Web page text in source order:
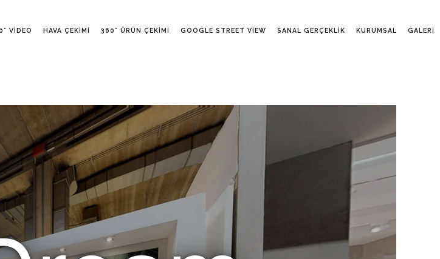
VIDEO HAVA ÇEKIMI 360° ÜRÜN ÇEKIMI GOOGLE STREET VIEW SANAL GERÇEKLIK KURUMSAL GALERI